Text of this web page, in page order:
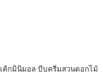
เค้กมินิมอล บีบครีมสวนดอกไม้